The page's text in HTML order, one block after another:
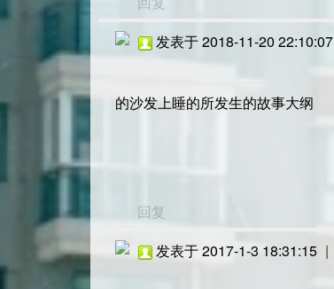
发表于 2018-11-20 22:10:07
的沙发上睡的所发生的故事大纲
回复
发表于 2017-1-3 18:31:15 |